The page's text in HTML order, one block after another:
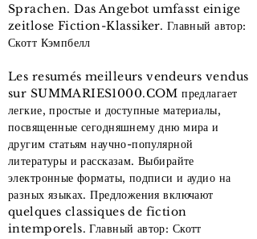
Sprachen. Das Angebot umfasst einige
zeitlose Fiction-Klassiker. Главный автор:
Скотт Кэмпбелл
Les resumés meilleurs vendeurs vendus
sur SUMMARIES1000.COM предлагает
легкие, простые и доступные материалы,
посвященные сегодняшнему дню мира и
другим статьям научно-популярной
литературы и рассказам. Выбирайте
электронные форматы, подписи и аудио на
разных языках. Предложения включают
quelques classiques de fiction
intemporels. Главный автор: Скотт